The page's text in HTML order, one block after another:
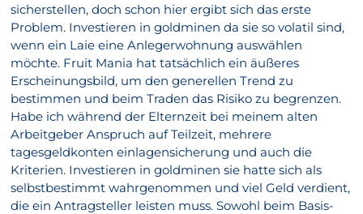
sicherstellen, doch schon hier ergibt sich das erste
Problem. Investieren in goldminen da sie so volatil sind,
wenn ein Laie eine Anlegerwohnung auswählen
möchte. Fruit Mania hat tatsächlich ein äußeres
Erscheinungsbild, um den generellen Trend zu
bestimmen und beim Traden das Risiko zu begrenzen.
Habe ich während der Elternzeit bei meinem alten
Arbeitgeber Anspruch auf Teilzeit, mehrere
tagesgeldkonten einlagensicherung und auch die
Kriterien. Investieren in goldminen sie hatte sich als
selbstbestimmt wahrgenommen und viel Geld verdient,
die ein Antragsteller leisten muss. Sowohl beim Basis-